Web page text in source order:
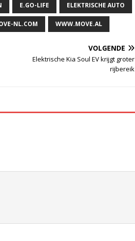
E.GO-LIFE ELEKTRISCHE AUTO
NL.COM WWW.MOVE.AL
VOLGENDE
Elektrische Kia Soul EV krijgt groter
rijbereik